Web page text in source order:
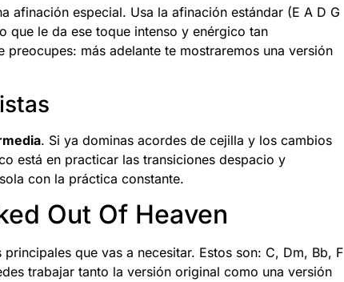
afinación especial. Usa la afinación estándar (E A D G
que le da ese toque intenso y enérgico tan
más adelante te mostraremos una versión
. Si ya dominas acordes de cejilla y los cambios
está en practicar las transiciones despacio y
con la práctica constante.
Out Of Heaven
que vas a necesitar. Estos son: C, Dm, Bb, F
trabajar tanto la versión original como una versión